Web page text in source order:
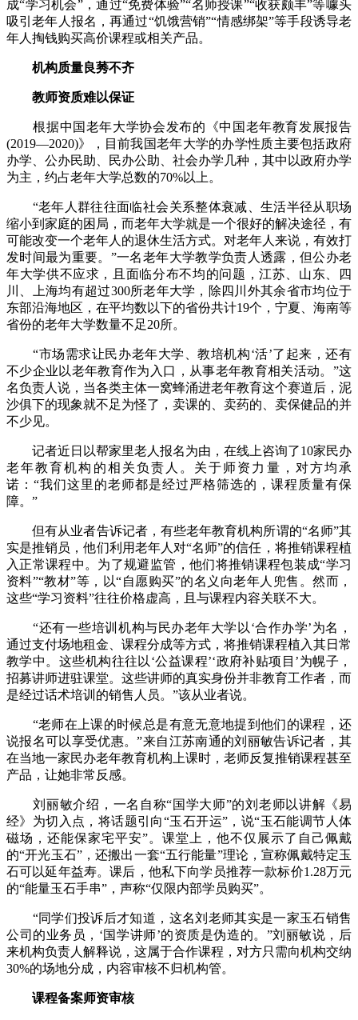
成“学习机会”，通过“免费体验”“名师授课”“收获颇丰”等噱头
吸引老年人报名，再通过“饥饿营销”“情感绑架”等手段诱导老
年人掏钱购买高价课程或相关产品。
机构质量良莠不齐
教师资质难以保证
根据中国老年大学协会发布的《中国老年教育发展报告
(2019—2020)》，目前我国老年大学的办学性质主要包括政府
办学、公办民助、民办公助、社会办学几种，其中以政府办学
为主，约占老年大学总数的70%以上。
“老年人群往往面临社会关系整体衰减、生活半径从职场
缩小到家庭的困局，而老年大学就是一个很好的解决途径，有
可能改变一个老年人的退休生活方式。对老年人来说，有效打
发时间最为重要。”一名老年大学教学负责人透露，但公办老
年大学供不应求，且面临分布不均的问题，江苏、山东、四
川、上海均有超过300所老年大学，除四川外其余省市均位于
东部沿海地区，在平均数以下的省份共计19个，宁夏、海南等
省份的老年大学数量不足20所。
“市场需求让民办老年大学、教培机构‘活’了起来，还有
不少企业以老年教育作为入口，从事老年教育相关活动。”这
名负责人说，当各类主体一窝蜂涌进老年教育这个赛道后，泥
沙俱下的现象就不足为怪了，卖课的、卖药的、卖保健品的并
不少见。
记者近日以帮家里老人报名为由，在线上咨询了10家民办
老年教育机构的相关负责人。关于师资力量，对方均承
诺：“我们这里的老师都是经过严格筛选的，课程质量有保
障。”
但有从业者告诉记者，有些老年教育机构所谓的“名师”其
实是推销员，他们利用老年人对“名师”的信任，将推销课程植
入正常课程中。为了规避监管，他们将推销课程包装成“学习
资料”“教材”等，以“自愿购买”的名义向老年人兜售。然而，
这些“学习资料”往往价格虚高，且与课程内容关联不大。
“还有一些培训机构与民办老年大学以‘合作办学’为名，
通过支付场地租金、课程分成等方式，将推销课程植入其日常
教学中。这些机构往往以‘公益课程’‘政府补贴项目’为幌子，
招募讲师进驻课堂。这些讲师的真实身份并非教育工作者，而
是经过话术培训的销售人员。”该从业者说。
“老师在上课的时候总是有意无意地提到他们的课程，还
说报名可以享受优惠。”来自江苏南通的刘丽敏告诉记者，其
在当地一家民办老年教育机构上课时，老师反复推销课程甚至
产品，让她非常反感。
刘丽敏介绍，一名自称“国学大师”的刘老师以讲解《易
经》为切入点，将话题引向“玉石开运”，说“玉石能调节人体
磁场，还能保家宅平安”。课堂上，他不仅展示了自己佩戴
的“开光玉石”，还搬出一套“五行能量”理论，宣称佩戴特定玉
石可以延年益寿。课后，他私下向学员推荐一款标价1.28万元
的“能量玉石手串”，声称“仅限内部学员购买”。
“同学们投诉后才知道，这名刘老师其实是一家玉石销售
公司的业务员，‘国学讲师’的资质是伪造的。”刘丽敏说，后
来机构负责人解释说，这属于合作课程，对方只需向机构交纳
30%的场地分成，内容审核不归机构管。
课程备案师资审核